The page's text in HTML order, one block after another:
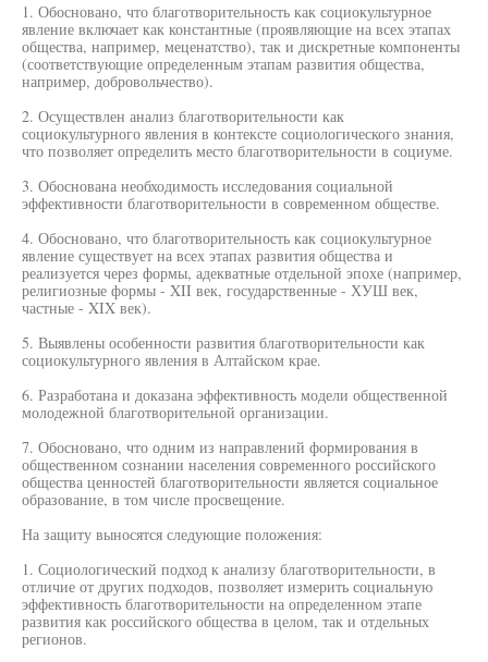
1. Обосновано, что благотворительность как социокультурное
явление включает как константные (проявляющие на всех этапах
общества, например, меценатство), так и дискретные компоненты
(соответствующие определенным этапам развития общества,
например, добровольчество).
2. Осуществлен анализ благотворительности как
социокультурного явления в контексте социологического знания,
что позволяет определить место благотворительности в социуме.
3. Обоснована необходимость исследования социальной
эффективности благотворительности в современном обществе.
4. Обосновано, что благотворительность как социокультурное
явление существует на всех этапах развития общества и
реализуется через формы, адекватные отдельной эпохе (например,
религиозные формы - XII век, государственные - ХУШ век,
частные - XIX век).
5. Выявлены особенности развития благотворительности как
социокультурного явления в Алтайском крае.
6. Разработана и доказана эффективность модели общественной
молодежной благотворительной организации.
7. Обосновано, что одним из направлений формирования в
общественном сознании населения современного российского
общества ценностей благотворительности является социальное
образование, в том числе просвещение.
На защиту выносятся следующие положения:
1. Социологический подход к анализу благотворительности, в
отличие от других подходов, позволяет измерить социальную
эффективность благотворительности на определенном этапе
развития как российского общества в целом, так и отдельных
регионов.